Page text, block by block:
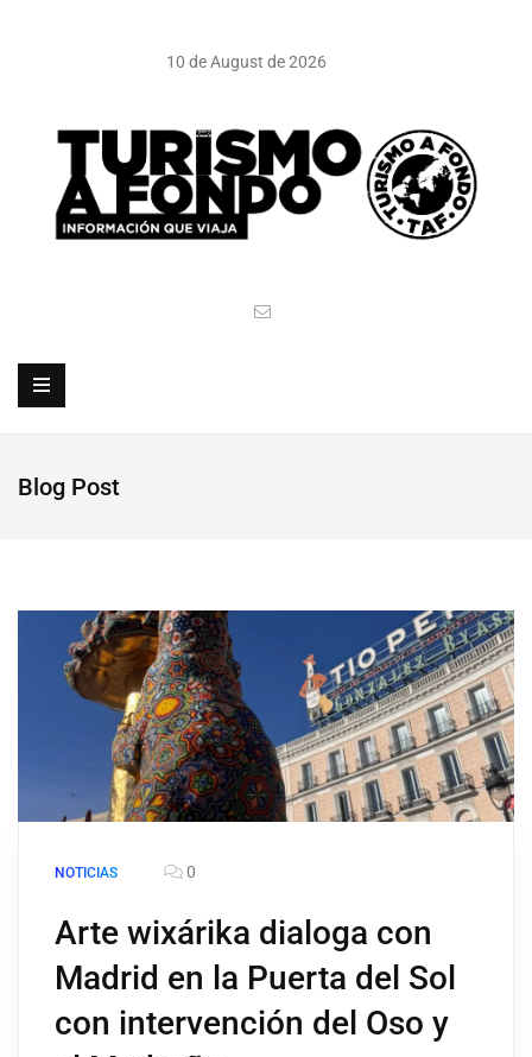
10 de August de 2026
Blog Post
NOTICIAS 0
Arte wixárika dialoga con
Madrid en la Puerta del Sol
con intervención del Oso y